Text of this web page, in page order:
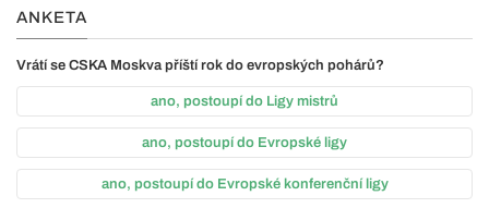
ANKETA
Vrátí se CSKA Moskva příští rok do evropských pohárů?
ano, postoupí do Ligy mistrů
ano, postoupí do Evropské ligy
ano, postoupí do Evropské konferenční ligy